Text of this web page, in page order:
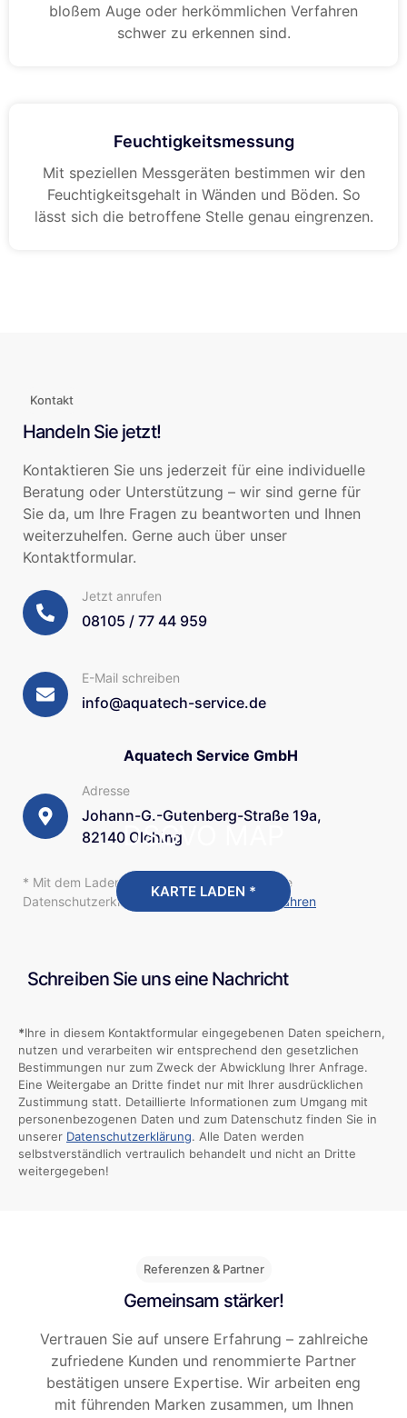
bloßem Auge oder herkömmlichen Verfahren
schwer zu erkennen sind.
Feuchtigkeitsmessung
Mit speziellen Messgeräten bestimmen wir den
Feuchtigkeitsgehalt in Wänden und Böden. So
lässt sich die betroffene Stelle genau eingrenzen.
Kontakt
Handeln Sie jetzt!
Kontaktieren Sie uns jederzeit für eine individuelle
Beratung oder Unterstützung – wir sind gerne für
Sie da, um Ihre Fragen zu beantworten und Ihnen
weiterzuhelfen. Gerne auch über unser
Kontaktformular.
Jetzt anrufen
08105 / 77 44 959
E-Mail schreiben
info@aquatech-service.de
Aquatech Service GmbH
Adresse
Johann-G.-Gutenberg-Straße 19a,
82140 Olching
DSGVO MAP
KARTE LADEN *
* Mit dem Laden der Karte akzeptierst du die
Datenschutzerklärung von Google.Mehr erfahren
Schreiben Sie uns eine Nachricht
*Ihre in diesem Kontaktformular eingegebenen Daten speichern,
nutzen und verarbeiten wir entsprechend den gesetzlichen
Bestimmungen nur zum Zweck der Abwicklung Ihrer Anfrage.
Eine Weitergabe an Dritte findet nur mit Ihrer ausdrücklichen
Zustimmung statt. Detaillierte Informationen zum Umgang mit
personenbezogenen Daten und zum Datenschutz finden Sie in
unserer Datenschutzerklärung. Alle Daten werden
selbstverständlich vertraulich behandelt und nicht an Dritte
weitergegeben!
Referenzen & Partner
Gemeinsam stärker!
Vertrauen Sie auf unsere Erfahrung – zahlreiche
zufriedene Kunden und renommierte Partner
bestätigen unsere Expertise. Wir arbeiten eng
mit führenden Marken zusammen, um Ihnen